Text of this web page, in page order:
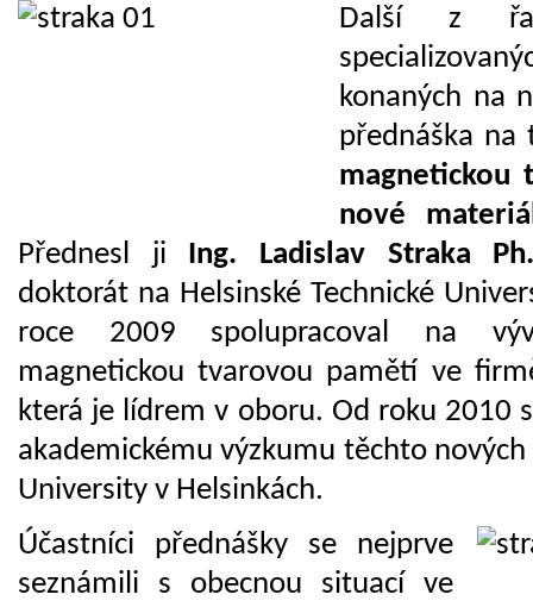
Další z
konaných na
přednáška
magnetickou
nové
Přednesl ji Ing. Ladislav Straka
doktorát na Helsinské Technické
roce 2009 spolupracoval na
magnetickou tvarovou pamětí ve
která je lídrem v oboru. Od roku 2010
akademickému výzkumu těchto
University v Helsinkách.
Účastníci přednášky se nejprve
seznámili s obecnou situací ve